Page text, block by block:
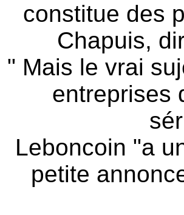
constitue des
Chapuis,
" Mais le vrai
entreprises
Leboncoin "a
petite